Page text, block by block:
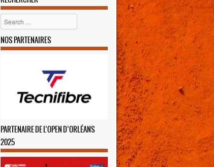
Rechercher
NOS PARTENAIRES
PARTENAIRE DE L’OPEN D’ORLÉANS
2025